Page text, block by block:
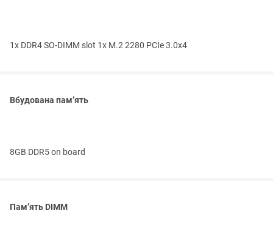
1x DDR4 SO-DIMM slot 1x M.2 2280 PCIe 3.0x4
Вбудована пам’ять
8GB DDR5 on board
Пам’ять DIMM